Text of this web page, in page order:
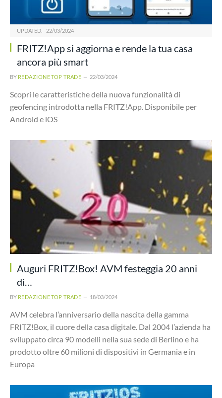
UPDATED: 22/03/2024
FRITZ!App si aggiorna e rende la tua casa
ancora più smart
BY REDAZIONE TOP TRADE 22/03/2024
Scopri le caratteristiche della nuova funzionalità di
geofencing introdotta nella FRITZ!App. Disponibile per
Android e iOS
Auguri FRITZ!Box! AVM festeggia 20 anni
di…
BY REDAZIONE TOP TRADE 18/03/2024
AVM celebra l’anniversario della nascita della gamma
FRITZ!Box, il cuore della casa digitale. Dal 2004 l’azienda ha
sviluppato circa 90 modelli nella sua sede di Berlino e ha
prodotto oltre 60 milioni di dispositivi in Germania e in
Europa